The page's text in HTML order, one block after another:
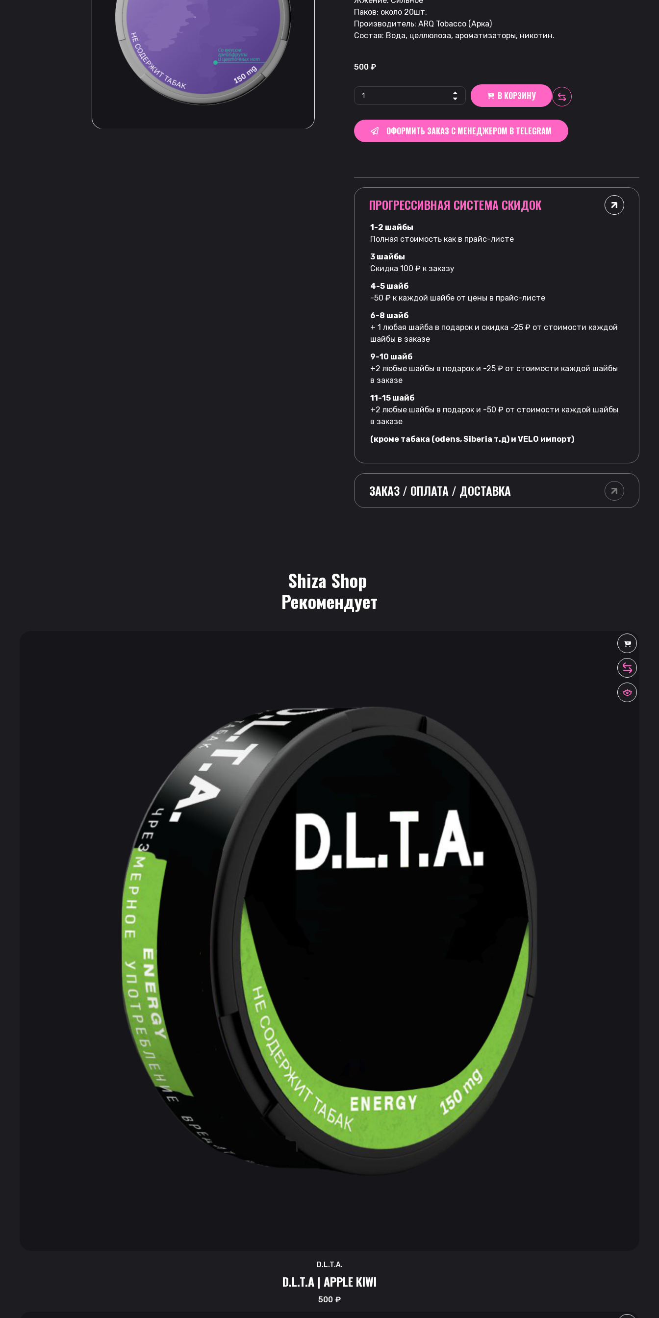
Паков: около 20шт.
Производитель: ARQ Tobacco (Арка)
Состав: Вода, целлюлоза, ароматизаторы, никотин.
500 ₽
В КОРЗИНУ
ОФОРМИТЬ ЗАКАЗ С МЕНЕДЖЕРОМ В TELEGRAM
ПРОГРЕССИВНАЯ СИСТЕМА СКИДОК
1-2 шайбы
Полная стоимость как в прайс-листе
3 шайбы
Скидка 100 ₽ к заказу
4-5 шайб
-50 ₽ к каждой шайбе от цены в прайс-листе
6-8 шайб
+ 1 любая шайба в подарок и скидка -25 ₽ от стоимости каждой
шайбы в заказе
9-10 шайб
+2 любые шайбы в подарок и -25 ₽ от стоимости каждой шайбы
в заказе
11-15 шайб
+2 любые шайбы в подарок и -50 ₽ от стоимости каждой шайбы
в заказе
(кроме табака (odens, Siberia т.д) и VELO импорт)
ЗАКАЗ / ОПЛАТА / ДОСТАВКА
Shiza Shop
Рекомендует
D.L.T.A.
D.L.T.A | APPLE KIWI
500₽